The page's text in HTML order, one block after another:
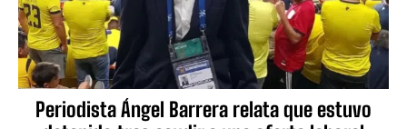
Periodista Ángel Barrera relata que estuvo